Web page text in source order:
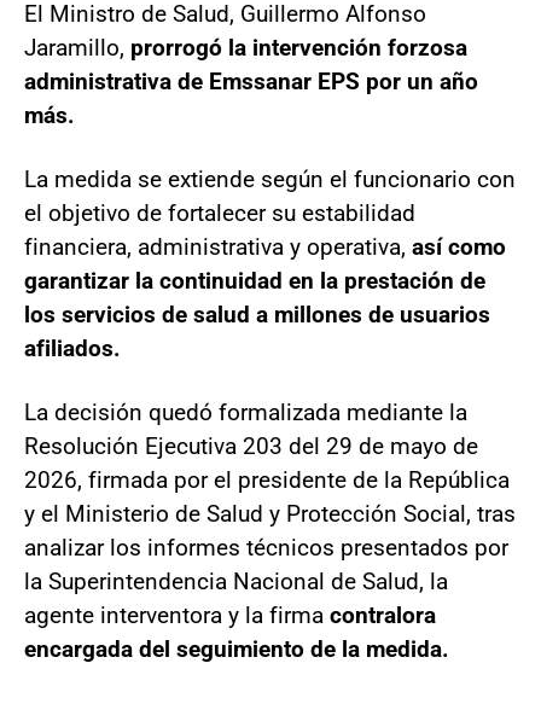
El Ministro de Salud, Guillermo Alfonso
Jaramillo, prorrogó la intervención forzosa
administrativa de Emssanar EPS por un año
más.
La medida se extiende según el funcionario con
el objetivo de fortalecer su estabilidad
financiera, administrativa y operativa, así como
garantizar la continuidad en la prestación de
los servicios de salud a millones de usuarios
afiliados.
La decisión quedó formalizada mediante la
Resolución Ejecutiva 203 del 29 de mayo de
2026, firmada por el presidente de la República
y el Ministerio de Salud y Protección Social, tras
analizar los informes técnicos presentados por
la Superintendencia Nacional de Salud, la
agente interventora y la firma contralora
encargada del seguimiento de la medida.